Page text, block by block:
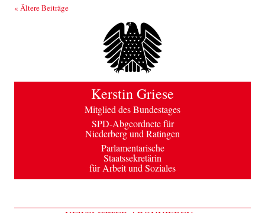
Beitrags-Navigation
« Ältere Beiträge
Kerstin Griese
Mitglied des Bundestages
SPD-Abgeordnete für
Niederberg und Ratingen
Parlamentarische
Staatssekretärin
für Arbeit und Soziales